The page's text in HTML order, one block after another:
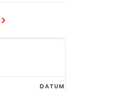
DATUM